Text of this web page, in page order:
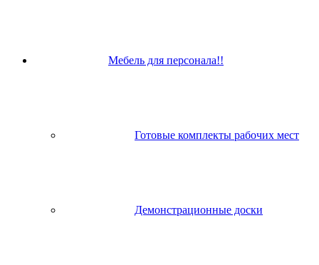
Мебель для персонала!!
Готовые комплекты рабочих мест
Демонстрационные доски